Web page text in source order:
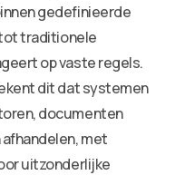
gedefinieerde
traditionele
op vaste regels.
dit dat systemen
documenten
met
uitzonderlijke